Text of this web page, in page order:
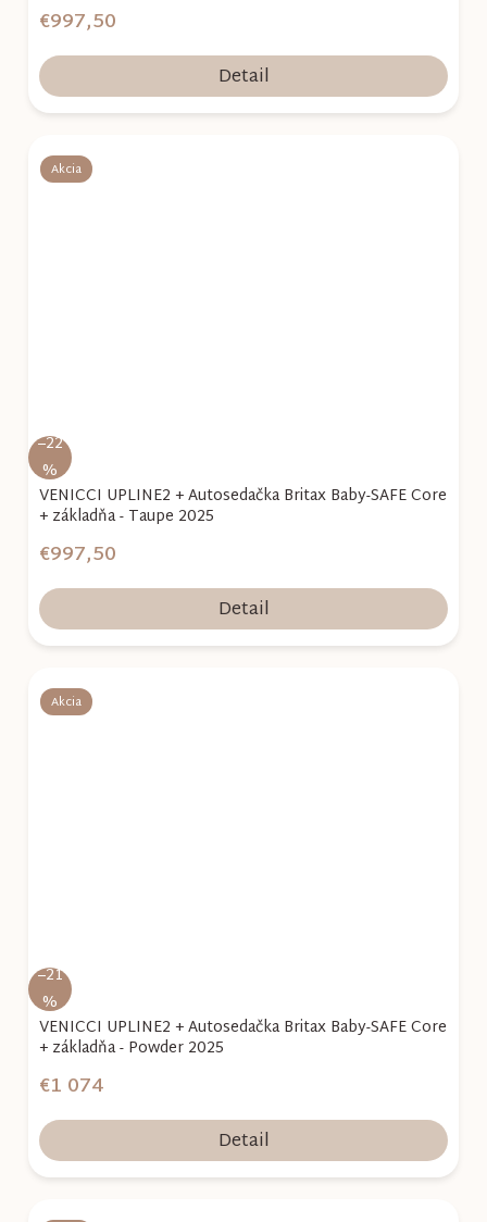
€997,50
Detail
Akcia
–22
%
VENICCI UPLINE2 + Autosedačka Britax Baby-SAFE Core
+ základňa - Taupe 2025
€997,50
Detail
Akcia
–21
%
VENICCI UPLINE2 + Autosedačka Britax Baby-SAFE Core
+ základňa - Powder 2025
€1 074
Detail